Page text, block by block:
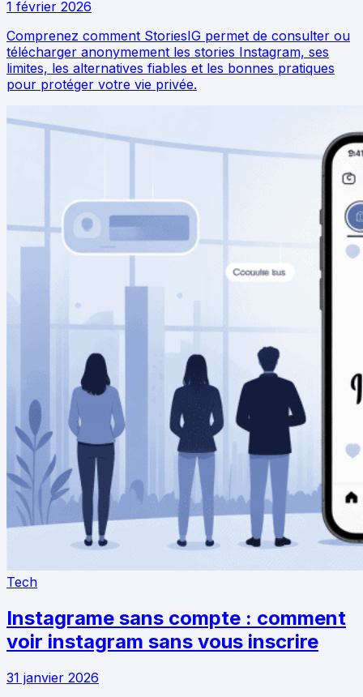
1 février 2026
Comprenez comment StoriesIG permet de consulter ou
télécharger anonymement les stories Instagram, ses
limites, les alternatives fiables et les bonnes pratiques
pour protéger votre vie privée.
Tech
Instagrame sans compte : comment
voir instagram sans vous inscrire
31 janvier 2026